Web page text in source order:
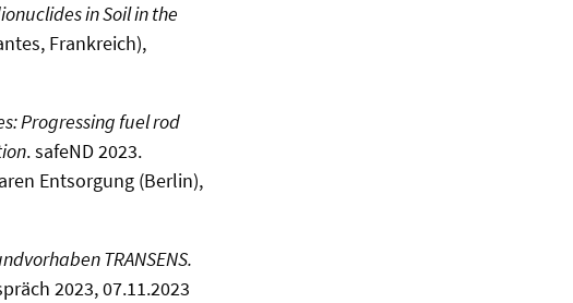
in Soil in the
Frankreich),
Progressing fuel rod
. safeND 2023.
Entsorgung (Berlin),
TRANSENS.
2023, 07.11.2023